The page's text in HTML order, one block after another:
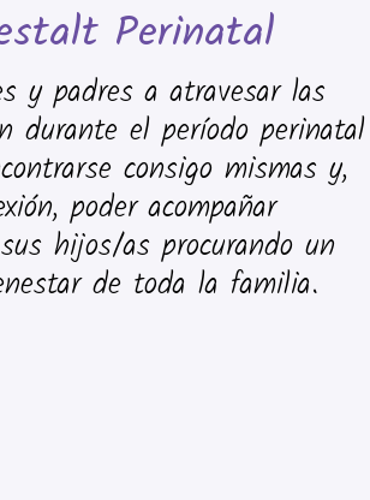
Perinatal
y padres a atravesar las
durante el período perinatal
consigo mismas y,
poder acompañar
hijos/as procurando un
de toda la familia.